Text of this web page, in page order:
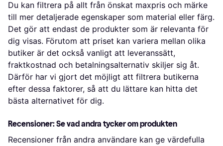
Du kan filtrera på allt från önskat maxpris och märke
till mer detaljerade egenskaper som material eller färg.
Det gör att endast de produkter som är relevanta för
dig visas. Förutom att priset kan variera mellan olika
butiker är det också vanligt att leveranssätt,
fraktkostnad och betalningsalternativ skiljer sig åt.
Därför har vi gjort det möjligt att filtrera butikerna
efter dessa faktorer, så att du lättare kan hitta det
bästa alternativet för dig.
Recensioner: Se vad andra tycker om produkten
Recensioner från andra användare kan ge värdefulla